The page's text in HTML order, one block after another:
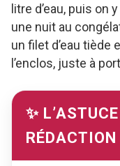
litre d’eau, puis on
une nuit au
un filet d’eau tiède
l’enclos, juste à
✨
RÉDACTION